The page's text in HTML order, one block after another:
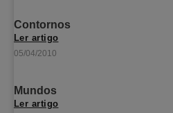
Contornos
Ler artigo
05/04/2010
Mundos
Ler artigo